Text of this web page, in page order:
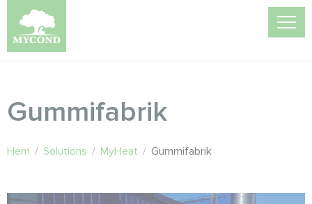
Gummifabrik
Hem / Solutions / MyHeat / Gummifabrik